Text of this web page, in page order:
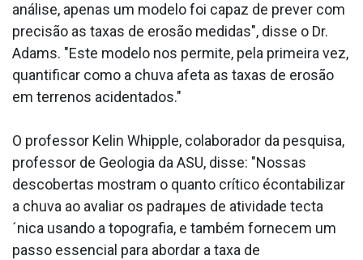
análise, apenas um modelo foi capaz de prever com
precisão as taxas de erosão medidas", disse o Dr.
Adams. "Este modelo nos permite, pela primeira vez,
quantificar como a chuva afeta as taxas de erosão
em terrenos acidentados."
O professor Kelin Whipple, colaborador da pesquisa,
professor de Geologia da ASU, disse: "Nossas
descobertas mostram o quanto crítico écontabilizar
a chuva ao avaliar os padraµes de atividade tecta
´nica usando a topografia, e também fornecem um
passo essencial para abordar a taxa de